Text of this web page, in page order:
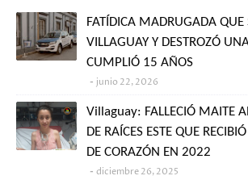
FATÍDICA MADRUGADA QUE
VILLAGUAY Y DESTROZÓ
CUMPLIÓ 15 AÑOS
junio 22, 2026
Villaguay: FALLECIÓ MAITE
DE RAÍCES ESTE QUE
DE CORAZÓN EN 2022
diciembre 26, 2025